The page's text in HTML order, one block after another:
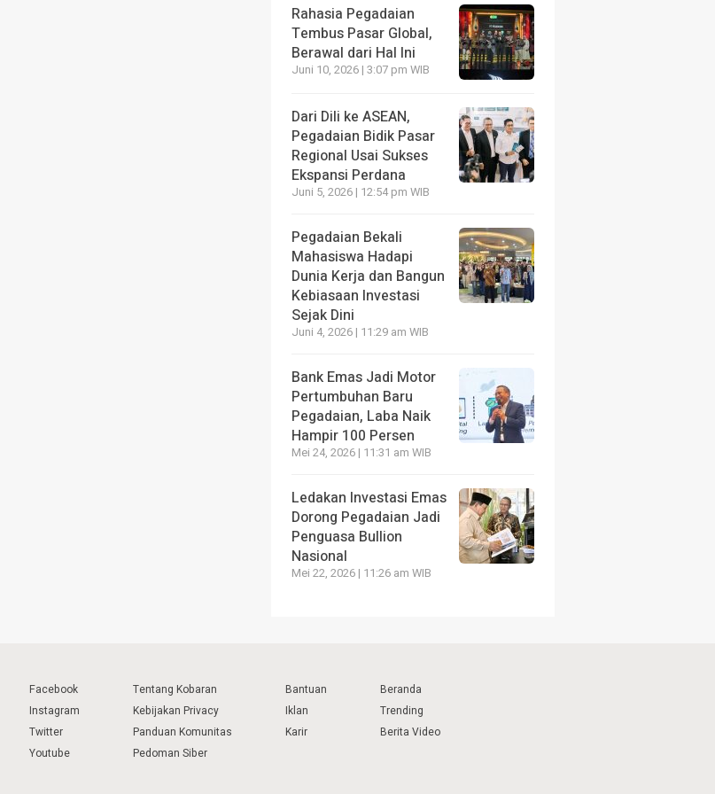
Rahasia Pegadaian
Tembus Pasar Global,
Berawal dari Hal Ini
Juni 10, 2026 | 3:07 pm WIB
Dari Dili ke ASEAN,
Pegadaian Bidik Pasar
Regional Usai Sukses
Ekspansi Perdana
Juni 5, 2026 | 12:54 pm WIB
Pegadaian Bekali
Mahasiswa Hadapi
Dunia Kerja dan Bangun
Kebiasaan Investasi
Sejak Dini
Juni 4, 2026 | 11:29 am WIB
Bank Emas Jadi Motor
Pertumbuhan Baru
Pegadaian, Laba Naik
Hampir 100 Persen
Mei 24, 2026 | 11:31 am WIB
Ledakan Investasi Emas
Dorong Pegadaian Jadi
Penguasa Bullion
Nasional
Mei 22, 2026 | 11:26 am WIB
Facebook
Instagram
Twitter
Youtube
Tentang Kobaran
Kebijakan Privacy
Panduan Komunitas
Pedoman Siber
Bantuan
Iklan
Karir
Beranda
Trending
Berita Video